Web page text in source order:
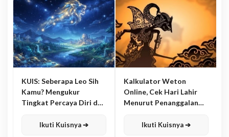
KUIS: Seberapa Leo Sih
Kamu? Mengukur
Tingkat Percaya Diri dan
Ikuti Kuisnya ➔
Kalkulator Weton
Online, Cek Hari Lahir
Menurut Penanggalan
Ikuti Kuisnya ➔